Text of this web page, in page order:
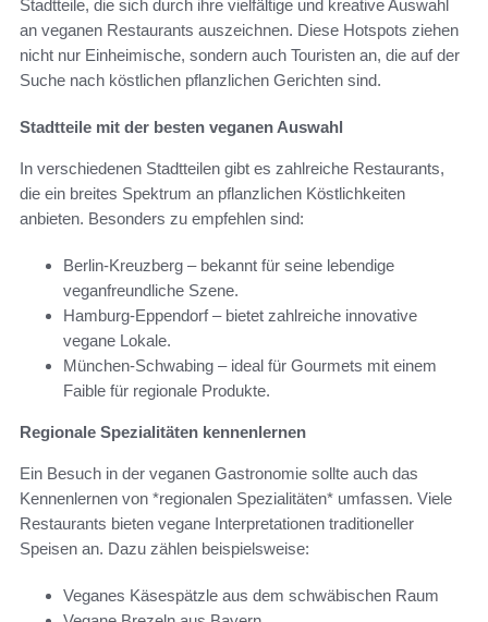
Stadtteile, die sich durch ihre vielfältige und kreative Auswahl
an veganen Restaurants auszeichnen. Diese Hotspots ziehen
nicht nur Einheimische, sondern auch Touristen an, die auf der
Suche nach köstlichen pflanzlichen Gerichten sind.
Stadtteile mit der besten veganen Auswahl
In verschiedenen Stadtteilen gibt es zahlreiche Restaurants,
die ein breites Spektrum an pflanzlichen Köstlichkeiten
anbieten. Besonders zu empfehlen sind:
Berlin-Kreuzberg – bekannt für seine lebendige
veganfreundliche Szene.
Hamburg-Eppendorf – bietet zahlreiche innovative
vegane Lokale.
München-Schwabing – ideal für Gourmets mit einem
Faible für regionale Produkte.
Regionale Spezialitäten kennenlernen
Ein Besuch in der veganen Gastronomie sollte auch das
Kennenlernen von *regionalen Spezialitäten* umfassen. Viele
Restaurants bieten vegane Interpretationen traditioneller
Speisen an. Dazu zählen beispielsweise:
Veganes Käsespätzle aus dem schwäbischen Raum